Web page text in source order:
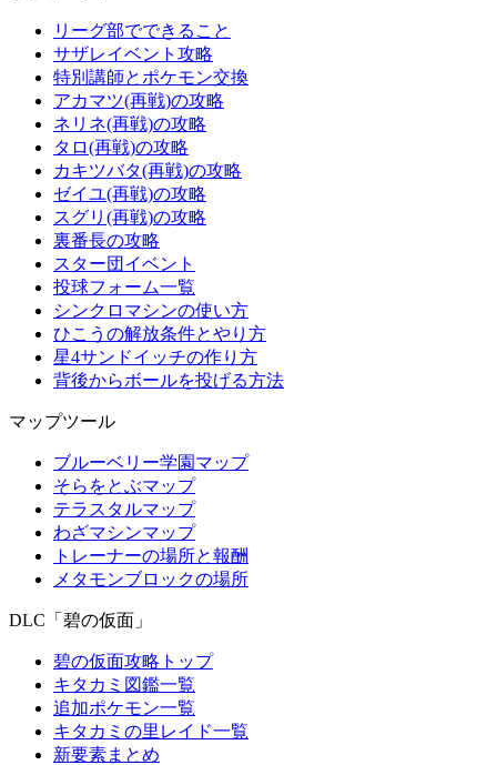
リーグ部でできること
サザレイベント攻略
特別講師とポケモン交換
アカマツ(再戦)の攻略
ネリネ(再戦)の攻略
タロ(再戦)の攻略
カキツバタ(再戦)の攻略
ゼイユ(再戦)の攻略
スグリ(再戦)の攻略
裏番長の攻略
スター団イベント
投球フォーム一覧
シンクロマシンの使い方
ひこうの解放条件とやり方
星4サンドイッチの作り方
背後からボールを投げる方法
マップツール
ブルーベリー学園マップ
そらをとぶマップ
テラスタルマップ
わざマシンマップ
トレーナーの場所と報酬
メタモンブロックの場所
DLC「碧の仮面」
碧の仮面攻略トップ
キタカミ図鑑一覧
追加ポケモン一覧
キタカミの里レイド一覧
新要素まとめ